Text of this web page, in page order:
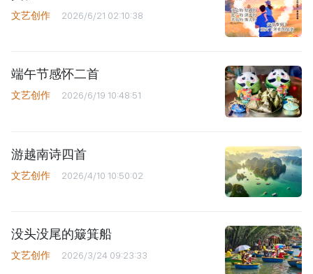
文艺创作 2026/6/21 02:10:38
端午节感怀二首
文艺创作 2026/6/19 10:48:51
游越南诗四首
文艺创作 2026/4/10 10:50:02
没头没尾的簸箕船
文艺创作 2026/3/24 09:23:33